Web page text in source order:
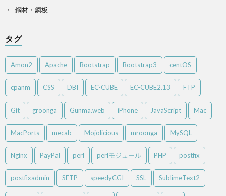
鋼材・鋼板
タグ
Amon2 Apache Bootstrap Bootstrap3 centOS
cpanm CSS DBI EC-CUBE EC-CUBE2.13 FTP
Git groonga Gunma.web iPhone JavaScript Mac
MacPorts mecab Mojolicious mroonga MySQL
Nginx PayPal perl perlモジュール PHP postfix
postfixadmin SFTP speedyCGI SSL SublimeText2